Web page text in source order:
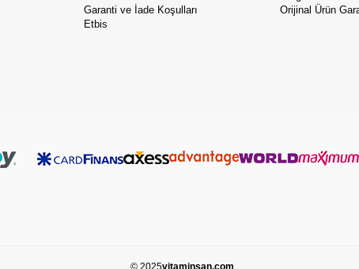
Garanti ve İade Koşulları
Etbis
Orijinal Ürün
© 2025vitaminsan.com